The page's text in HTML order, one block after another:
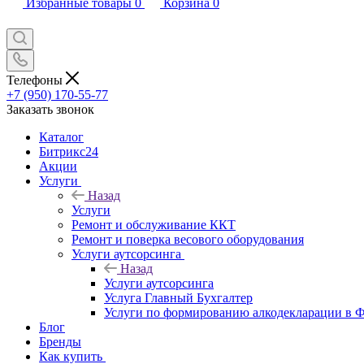
Избранные товары 0 Корзина 0
Телефоны
+7 (950) 170-55-77
Заказать звонок
Каталог
Битрикс24
Акции
Услуги
Назад
Услуги
Ремонт и обслуживание ККТ
Ремонт и поверка весового оборудования
Услуги аутсорсинга
Назад
Услуги аутсорсинга
Услуга Главный Бухгалтер
Услуги по формированию алкодекларации в
Блог
Бренды
Как купить